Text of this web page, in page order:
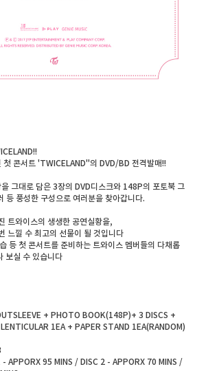
첫 콘서트 'TWICELAND"의 DVD/BD 전격발매!!
그대로 담은 3장의 DVD디스크와 148P의 포토북 그
등 풍성한 구성으로 여러분을 찾아갑니다.
트와이스의 생생한 공연실황을,
느낄 수 최고의 선물이 될 것입니다
등 첫 콘서트를 준비하는 트와이스 멤버들의 다채롭
보실 수 있습니다
+ PHOTO BOOK(148P)+ 3 DISCS +
1EA + PAPER STAND 1EA(RANDOM)
- APPORX 95 MINS / DISC 2 - APPORX 70 MINS /